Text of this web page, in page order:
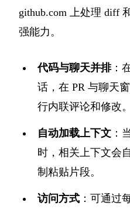
github.com 上处理 diff
强能力。
代码与聊天并排：
话，在 PR 与聊天
行内联评论和修改。
自动加载上下文 ：
时，相关上下文会
制粘贴片段。
访问方式 ：可通过